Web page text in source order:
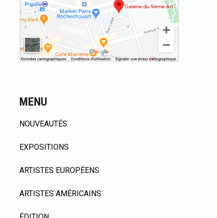
MENU
NOUVEAUTÉS
EXPOSITIONS
ARTISTES EUROPÉENS
ARTISTES AMÉRICAINS